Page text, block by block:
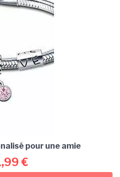
pour une amie
€